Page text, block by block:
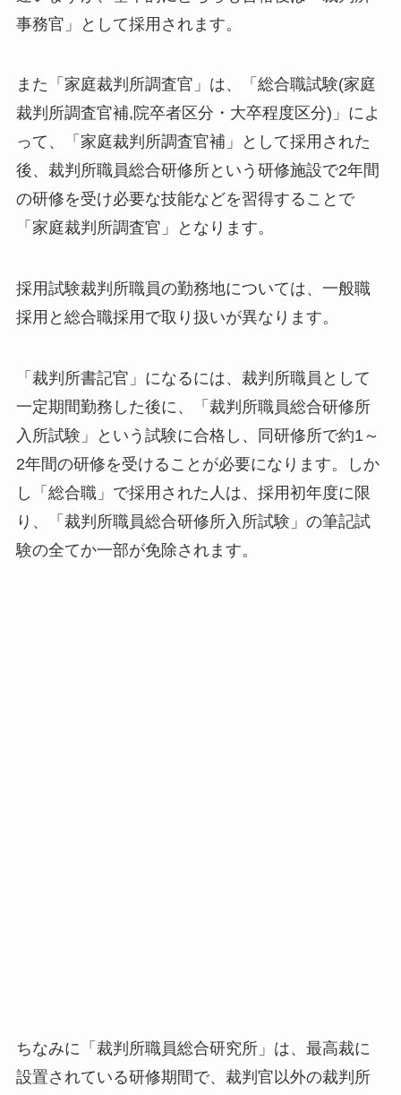
事務官」として採用されます。
また「家庭裁判所調査官」は、「総合職試験(家庭
裁判所調査官補,院卒者区分・大卒程度区分)」によ
って、「家庭裁判所調査官補」として採用された
後、裁判所職員総合研修所という研修施設で2年間
の研修を受け必要な技能などを習得することで
「家庭裁判所調査官」となります。
採用試験裁判所職員の勤務地については、一般職
採用と総合職採用で取り扱いが異なります。
「裁判所書記官」になるには、裁判所職員として
一定期間勤務した後に、「裁判所職員総合研修所
入所試験」という試験に合格し、同研修所で約1～
2年間の研修を受けることが必要になります。しか
し「総合職」で採用された人は、採用初年度に限
り、「裁判所職員総合研修所入所試験」の筆記試
験の全てか一部が免除されます。
ちなみに「裁判所職員総合研究所」は、最高裁に
設置されている研修期間で、裁判官以外の裁判所